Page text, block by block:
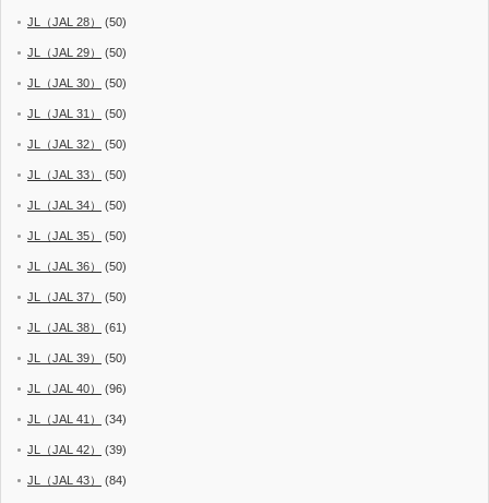
JL（JAL 28） (50)
JL（JAL 29） (50)
JL（JAL 30） (50)
JL（JAL 31） (50)
JL（JAL 32） (50)
JL（JAL 33） (50)
JL（JAL 34） (50)
JL（JAL 35） (50)
JL（JAL 36） (50)
JL（JAL 37） (50)
JL（JAL 38） (61)
JL（JAL 39） (50)
JL（JAL 40） (96)
JL（JAL 41） (34)
JL（JAL 42） (39)
JL（JAL 43） (84)